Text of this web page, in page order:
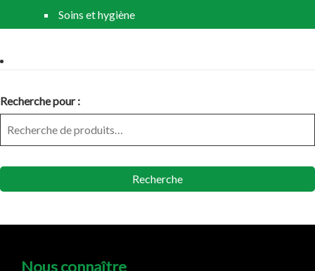
Soins et hygiène
Recherche pour :
Recherche
Nous connaître